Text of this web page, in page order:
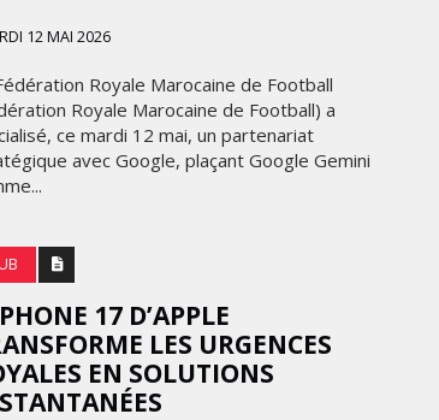
12 MAI 2026
Royale Marocaine de Football
Royale Marocaine de Football) a
ce mardi 12 mai, un partenariat
avec Google, plaçant Google Gemini
17 D’APPLE
LES URGENCES
EN SOLUTIONS